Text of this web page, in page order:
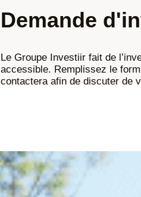
Demande
Le Groupe Investiir fait de
accessible. Remplissez le
contactera afin de discuter de